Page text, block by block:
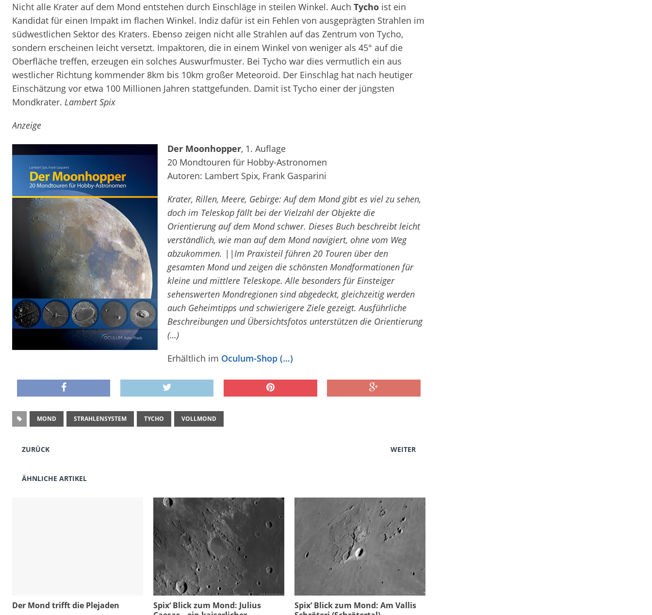
Nicht alle Krater auf dem Mond entstehen durch Einschläge in steilen Winkel. Auch Tycho ist ein
Kandidat für einen Impakt im flachen Winkel. Indiz dafür ist ein Fehlen von ausgeprägten Strahlen im
südwestlichen Sektor des Kraters. Ebenso zeigen nicht alle Strahlen auf das Zentrum von Tycho,
sondern erscheinen leicht versetzt. Impaktoren, die in einem Winkel von weniger als 45° auf die
Oberfläche treffen, erzeugen ein solches Auswurfmuster. Bei Tycho war dies vermutlich ein aus
westlicher Richtung kommender 8km bis 10km großer Meteoroid. Der Einschlag hat nach heutiger
Einschätzung vor etwa 100 Millionen Jahren stattgefunden. Damit ist Tycho einer der jüngsten
Mondkrater. Lambert Spix
Anzeige
Der Moonhopper, 1. Auflage
20 Mondtouren für Hobby-Astronomen
Autoren: Lambert Spix, Frank Gasparini
Krater, Rillen, Meere, Gebirge: Auf dem Mond gibt es viel zu sehen,
doch im Teleskop fällt bei der Vielzahl der Objekte die
Orientierung auf dem Mond schwer. Dieses Buch beschreibt leicht
verständlich, wie man auf dem Mond navigiert, ohne vom Weg
abzukommen. ||Im Praxisteil führen 20 Touren über den
gesamten Mond und zeigen die schönsten Mondformationen für
kleine und mittlere Teleskope. Alle besonders für Einsteiger
sehenswerten Mondregionen sind abgedeckt, gleichzeitig werden
auch Geheimtipps und schwierigere Ziele gezeigt. Ausführliche
Beschreibungen und Übersichtsfotos unterstützen die Orientierung
(…)
Erhältlich im Oculum-Shop (…)
MOND STRAHLENSYSTEM TYCHO VOLLMOND
ZURÜCK WEITER
ÄHNLICHE ARTIKEL
Der Mond trifft die Plejaden
Spix‘ Blick zum Mond: Julius
Spix‘ Blick zum Mond: Am Vallis